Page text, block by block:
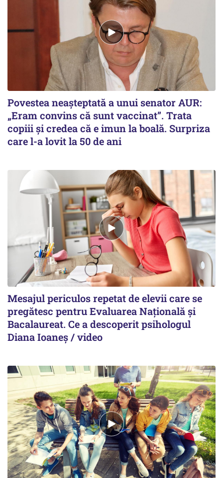
Povestea neașteptată a unui senator AUR:
„Eram convins că sunt vaccinat”. Trata
copiii și credea că e imun la boală. Surpriza
care l-a lovit la 50 de ani
Mesajul periculos repetat de elevii care se
pregătesc pentru Evaluarea Națională și
Bacalaureat. Ce a descoperit psihologul
Diana Ioaneș / video